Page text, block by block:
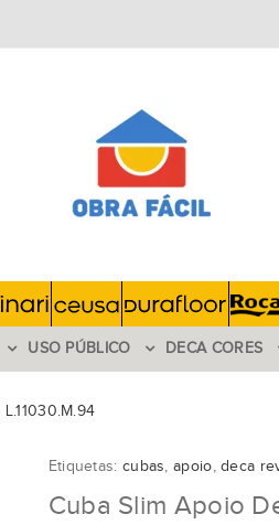
USO PÚBLICO DECA CORES
Etiquetas: cubas,apoio,deca
Cuba Slim Apoio